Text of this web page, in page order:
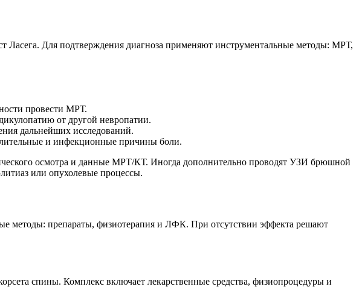
Ласега. Для подтверждения диагноза применяют инструментальные методы: МРТ,
провести МРТ.
от другой невропатии.
дальнейших исследований.
и инфекционные причины боли.
осмотра и данные МРТ/КТ. Иногда дополнительно проводят УЗИ брюшной
или опухолевые процессы.
методы: препараты, физиотерапия и ЛФК. При отсутствии эффекта решают
спины. Комплекс включает лекарственные средства, физиопроцедуры и